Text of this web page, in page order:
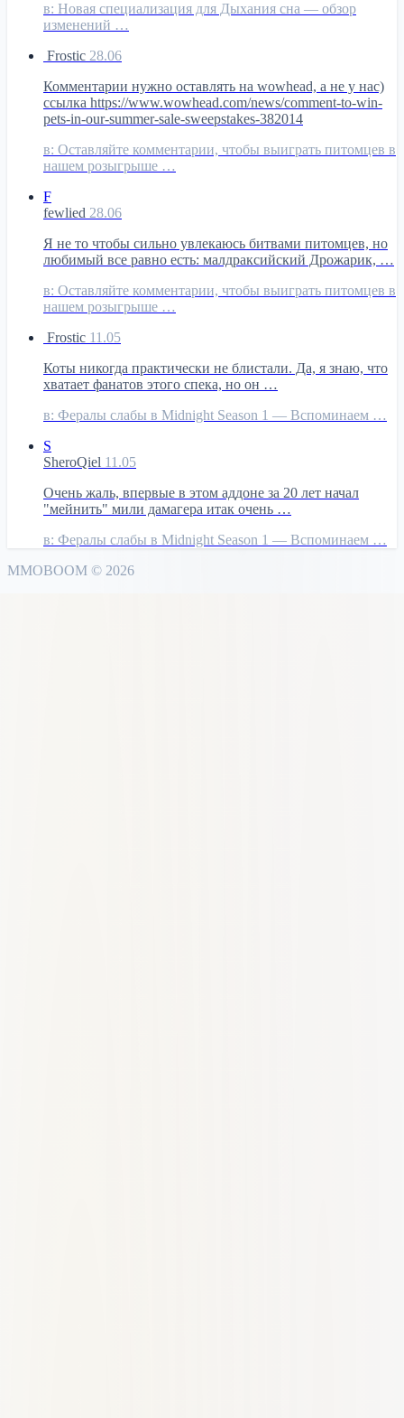
в: Новая специализация для Дыхания сна — обзор
изменений …
Frostic 28.06
Комментарии нужно оставлять на wowhead, а не у нас)
ссылка https://www.wowhead.com/news/comment-to-win-
pets-in-our-summer-sale-sweepstakes-382014
в: Оставляйте комментарии, чтобы выиграть питомцев в
нашем розыгрыше …
F
fewlied 28.06
Я не то чтобы сильно увлекаюсь битвами питомцев, но
любимый все равно есть: малдраксийский Дрожарик, …
в: Оставляйте комментарии, чтобы выиграть питомцев в
нашем розыгрыше …
Frostic 11.05
Коты никогда практически не блистали. Да, я знаю, что
хватает фанатов этого спека, но он …
в: Фералы слабы в Midnight Season 1 — Вспоминаем …
S
SheroQiel 11.05
Очень жаль, впервые в этом аддоне за 20 лет начал
"мейнить" мили дамагера итак очень …
в: Фералы слабы в Midnight Season 1 — Вспоминаем …
MMOBOOM © 2026